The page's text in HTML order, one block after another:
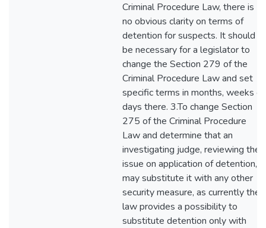
Criminal Procedure Law, there is
no obvious clarity on terms of
detention for suspects. It should
be necessary for a legislator to
change the Section 279 of the
Criminal Procedure Law and set
specific terms in months, weeks or
days there. 3.To change Section
275 of the Criminal Procedure
Law and determine that an
investigating judge, reviewing the
issue on application of detention,
may substitute it with any other
security measure, as currently the
law provides a possibility to
substitute detention only with